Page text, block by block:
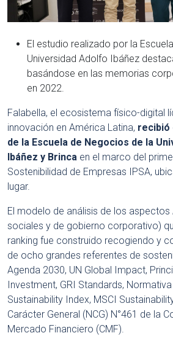
El estudio realizado por la
Universidad Adolfo Ibáñez
basándose en las memorias
en 2022.
Falabella, el ecosistema físico-digital
innovación en América Latina, recibió
de la Escuela de Negocios de la
Ibáñez y Brinca en el marco del
Sostenibilidad de Empresas IPSA,
lugar.
El modelo de análisis de los aspectos
sociales y de gobierno corporativo)
ranking fue construido recogiendo y
de ocho grandes referentes de
Agenda 2030, UN Global Impact,
Investment, GRI Standards,
Sustainability Index, MSCI
Carácter General (NCG) N°461 de la
Mercado Financiero (CMF).